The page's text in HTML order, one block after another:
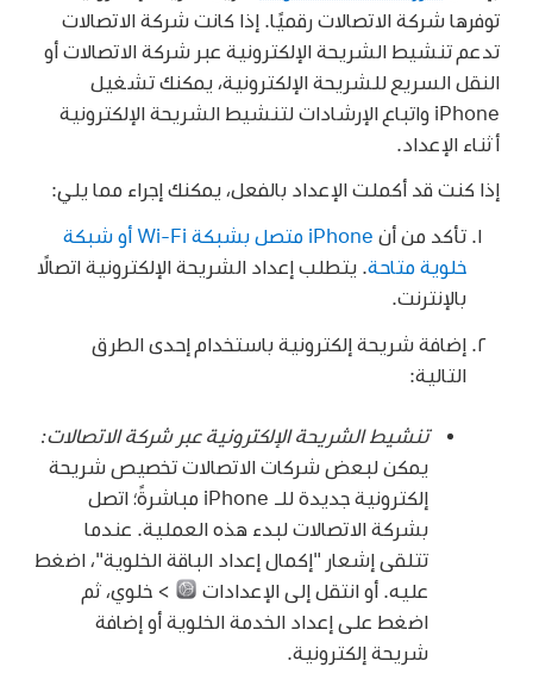
توفرها شركة الاتصالات رقميًا. إذا كانت شركة الاتصالات
تدعم تنشيط الشريحة الإلكترونية عبر شركة الاتصالات أو
النقل السريع للشريحة الإلكترونية، يمكنك تشغيل
iPhone واتباع الإرشادات لتنشيط الشريحة الإلكترونية
أثناء الإعداد.
إذا كنت قد أكملت الإعداد بالفعل، يمكنك إجراء مما يلي:
تأكد من أن
iPhone متصل بشبكة Wi-Fi أو شبكة
خلوية متاحة . يتطلب إعداد الشريحة الإلكترونية اتصالًا
بالإنترنت.
إضافة شريحة إلكترونية باستخدام إحدى الطرق
التالية:
تنشيط الشريحة الإلكترونية عبر شركة الاتصالات:
يمكن لبعض شركات الاتصالات تخصيص شريحة
إلكترونية جديدة للـ iPhone مباشرةً؛ اتصل
بشركة الاتصالات لبدء هذه العملية. عندما
تتلقى إشعار "إكمال إعداد الباقة الخلوية"، اضغط
عليه. أو انتقل إلى الإعدادات
> خلوي، ثم
اضغط على إعداد الخدمة الخلوية أو إضافة
شريحة إلكترونية.